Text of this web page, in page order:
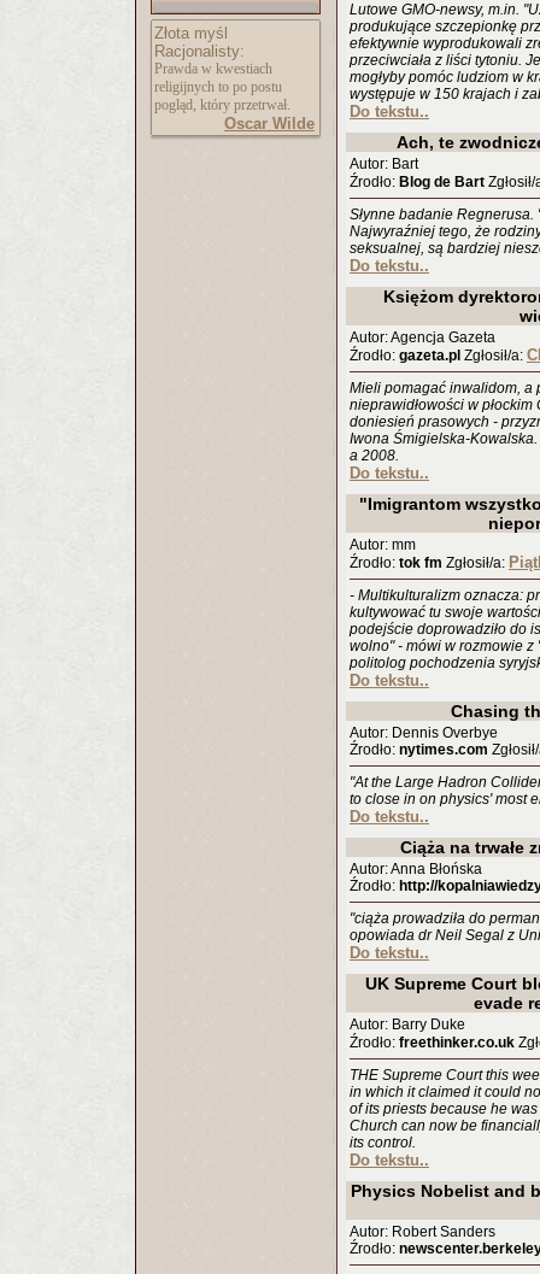
Złota myśl
Racjonalisty:
Prawda w kwestiach
religijnych to po postu
pogląd, który przetrwał.
Oscar Wilde
Lutowe GMO-newsy, m.in.
produkujące szczepionkę
efektywnie wyprodukowali
przeciwciała z liści tytoniu.
mogłyby pomóc ludziom w
występuje w 150 krajach i
Do tekstu..
Ach, te
Autor: Bart
Źrodło: Blog de Bart
Słynne badanie
Najwyraźniej tego, że
seksualnej, są bardziej
Do tekstu..
Księżom
Autor: Agencja Gazeta
Źrodło: gazeta.pl Zgłosił/a:
Mieli pomagać inwalidom, a
nieprawidłowości w
doniesień prasowych -
Iwona Śmigielska-
a 2008.
Do tekstu..
"Imigrantom
Autor: mm
Źrodło: tok fm Zgłosił/a:
- Multikulturalizm oznacza:
kultywować tu swoje
podejście doprowadziło do
wolno" - mówi w rozmowie z
politolog pochodzenia
Do tekstu..
Chasing
Autor: Dennis Overbye
Źrodło: nytimes.com
"At the Large Hadron
to close in on physics' most
Do tekstu..
Ciąża na trwałe
Autor: Anna Błońska
Źrodło: http://
"ciąża prowadziła do
opowiada dr Neil Segal z
Do tekstu..
UK Supreme Court
evade
Autor: Barry Duke
Źrodło: freethinker.co.uk
THE Supreme Court this
in which it claimed it could
of its priests because he
Church can now be
its control.
Do tekstu..
Physics Nobelist and
Autor: Robert Sanders
Źrodło: